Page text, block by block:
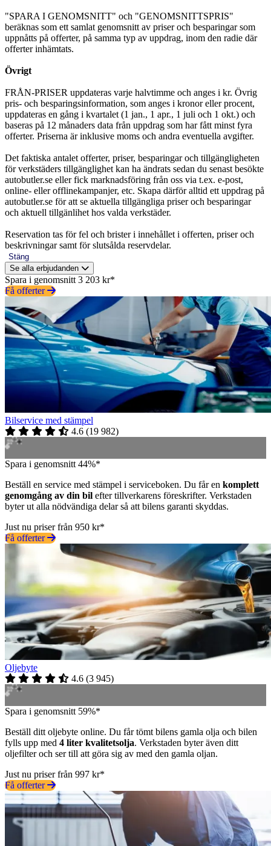
"SPARA I GENOMSNITT" och "GENOMSNITTSPRIS"
beräknas som ett samlat genomsnitt av priser och besparingar som
uppnåtts på offerter, på samma typ av uppdrag, inom den radie där
offerter inhämtats.
Övrigt
FRÅN-PRISER uppdateras varje halvtimme och anges i kr. Övrig
pris- och besparingsinformation, som anges i kronor eller procent,
uppdateras en gång i kvartalet (1 jan., 1 apr., 1 juli och 1 okt.) och
baseras på 12 månaders data från uppdrag som har fått minst fyra
offerter. Priserna är inklusive moms och andra eventuella avgifter.
Det faktiska antalet offerter, priser, besparingar och tillgängligheten
för verkstäders tillgänglighet kan ha ändrats sedan du senast besökte
autobutler.se eller fick marknadsföring från oss via t.ex. e-post,
online- eller offlinekampanjer, etc. Skapa därför alltid ett uppdrag på
autobutler.se för att se aktuella tillgängliga priser och besparingar
och aktuell tillgänlihet hos valda verkstäder.
Reservation tas för fel och brister i innehållet i offerten, priser och
beskrivningar samt för slutsålda reservdelar.
Stäng
Se alla erbjudanden
Spara i genomsnitt 3 203 kr*
Få offerter
Bilservice med stämpel
4.6 (19 982)
Spara i genomsnitt 44%*
Beställ en service med stämpel i serviceboken. Du får en komplett
genomgång av din bil efter tillverkarens föreskrifter. Verkstaden
byter ut alla nödvändiga delar så att bilens garanti skyddas.
Just nu priser från 950 kr*
Få offerter
Oljebyte
4.6 (3 945)
Spara i genomsnitt 59%*
Beställ ditt oljebyte online. Du får tömt bilens gamla olja och bilen
fylls upp med 4 liter kvalitetsolja. Verkstaden byter även ditt
oljefilter och ser till att göra sig av med den gamla oljan.
Just nu priser från 997 kr*
Få offerter